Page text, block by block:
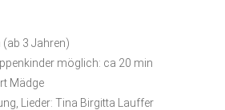
3 Jahren)
möglich: ca 20 min
Mädge
Lieder: Tina Birgitta Lauffer